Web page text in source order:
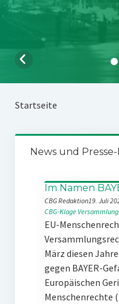
Startseite
News und
Im Namen
CBG Redaktion19. Juli
CBG-Klage
EU-
März diesen
gegen BAYER-
Europäischen
Menschenrechte